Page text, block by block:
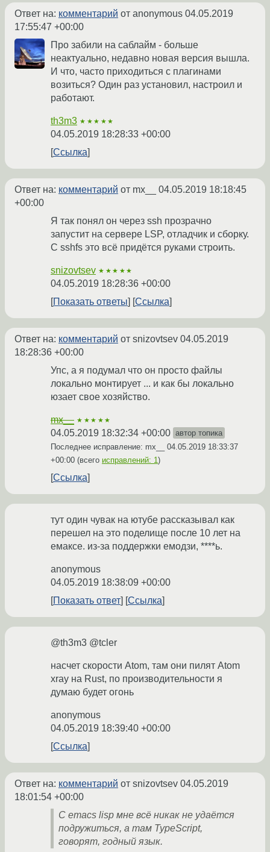
Ответ на: комментарий от anonymous 04.05.2019
17:55:47 +00:00
Про забили на саблайм - больше
неактуально, недавно новая версия вышла.
И что, часто приходиться с плагинами
возиться? Один раз установил, настроил и
работают.
th3m3 ★★★★★
04.05.2019 18:28:33 +00:00
Ссылка
Ответ на: комментарий от mx__ 04.05.2019 18:18:45
+00:00
Я так понял он через ssh прозрачно
запустит на сервере LSP, отладчик и сборку.
С sshfs это всё придётся руками строить.
snizovtsev ★★★★★
04.05.2019 18:28:36 +00:00
Показать ответы
Ссылка
Ответ на: комментарий от snizovtsev 04.05.2019
18:28:36 +00:00
Упс, а я подумал что он просто файлы
локально монтирует ... и как бы локально
юзает свое хозяйство.
mx__ ★★★★★
04.05.2019 18:32:34 +00:00 автор топика
Последнее исправление: mx__ 04.05.2019 18:33:37
+00:00 (всего исправлений: 1)
Ссылка
тут один чувак на ютубе рассказывал как
перешел на это поделище после 10 лет на
емаксе. из-за поддержки емодзи, ****ь.
anonymous
04.05.2019 18:38:09 +00:00
Показать ответ
Ссылка
@th3m3 @tcler
насчет скорости Atom, там они пилят Atom
xray на Rust, по производительности я
думаю будет огонь
anonymous
04.05.2019 18:39:40 +00:00
Ссылка
Ответ на: комментарий от snizovtsev 04.05.2019
18:01:54 +00:00
С emacs lisp мне всё никак не удаётся
подружиться, а там TypeScript,
говорят, годный язык.